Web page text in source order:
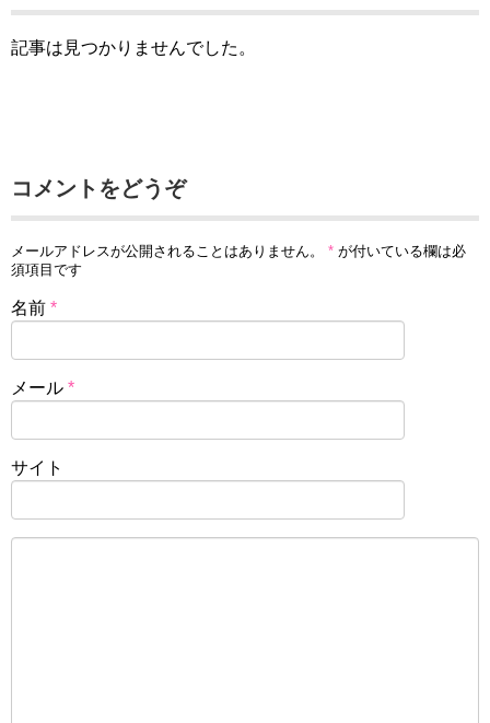
記事は見つかりませんでした。
コメントをどうぞ
メールアドレスが公開されることはありません。 * が付いている欄は必
須項目です
名前 *
メール *
サイト